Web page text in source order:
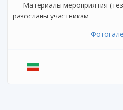
Материалы мероприятия
разосланы участникам.